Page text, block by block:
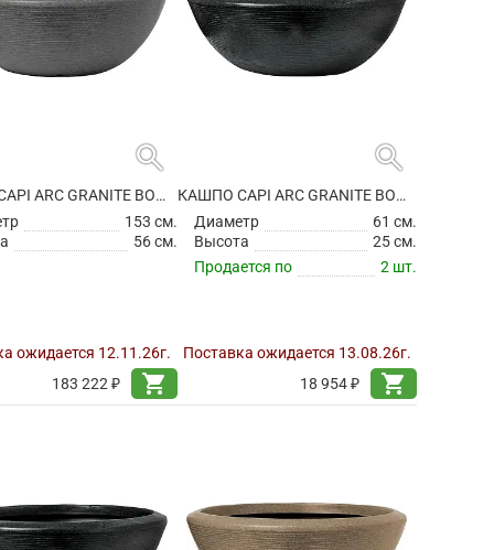
search
КАШПО CAPI ARC GRANITE BOWL LOW ANTHRACITE
153 см.
56 см.
ожидается 12.11.26г.
183 222 ₽
shopping_cart
search
КАШПО CAPI ARC GRANITE BOWL LOW BLACK
Диаметр
61 см.
Высота
25 см.
Продается по
2 шт.
Поставка ожидается 13.08.26г.
18 954 ₽
shopping_cart